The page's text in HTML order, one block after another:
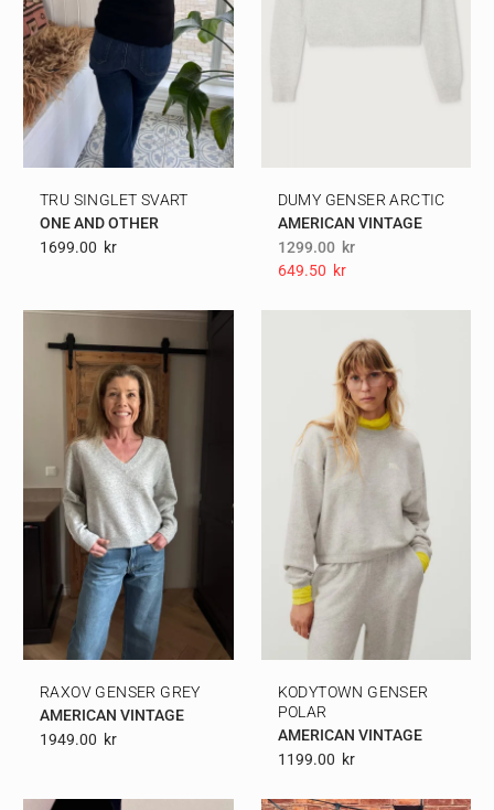
TRU SINGLET SVART
ONE AND OTHER
1699.00 Kr
DUMY GENSER ARCTIC
AMERICAN VINTAGE
1299.00 kr
649.50 Kr
RAXOV GENSER GREY
AMERICAN VINTAGE
1949.00 Kr
KODYTOWN GENSER
POLAR
AMERICAN VINTAGE
1199.00 Kr